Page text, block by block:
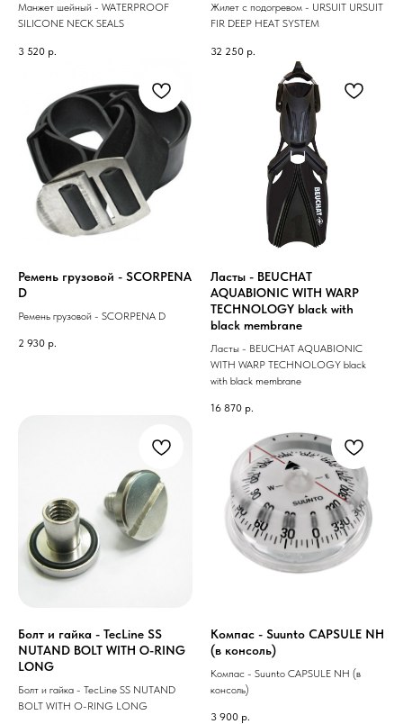
Манжет шейный - WATERPROOF
SILICONE NECK SEALS
3 520 р.
Жилет с подогревом - URSUIT URSUIT
FIR DEEP HEAT SYSTEM
32 250 р.
Ремень грузовой - SCORPENA
D
Ремень грузовой - SCORPENA D
2 930 р.
Ласты - BEUCHAT
AQUABIONIC WITH WARP
TECHNOLOGY black with
black membrane
Ласты - BEUCHAT AQUABIONIC
WITH WARP TECHNOLOGY black
with black membrane
16 870 р.
Болт и гайка - TecLine SS
NUTAND BOLT WITH O-RING
LONG
Болт и гайка - TecLine SS NUTAND
BOLT WITH O-RING LONG
Компас - Suunto CAPSULE NH
(в консоль)
Компас - Suunto CAPSULE NH (в
консоль)
3 900 р.